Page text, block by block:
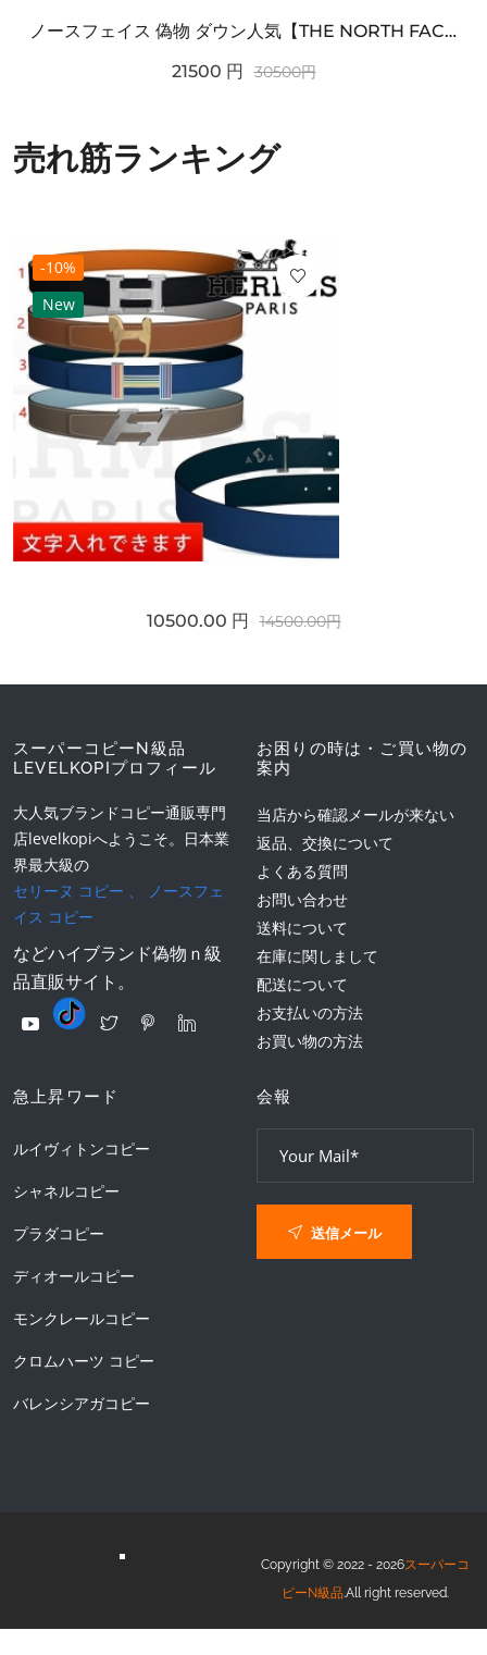
ノースフェイス 偽物 ダウン人気【THE NORTH FACE】M'S 7 SUMMIT HIM...
21500 円 30500円
売れ筋ランキング
-10%
New
10500.00 円 14500.00円
スーパーコピーN級品
LEVELKOPIプロフィール
大人気ブランドコピー通販専門
店levelkopiへようこそ。日本業
界最大級の
セリーヌ コピー 、
ノースフェ
イス コピー
などハイブランド偽物ｎ級
品直販サイト。
お困りの時は・ご買い物の
案内
当店から確認メールが来ない
返品、交換について
よくある質問
お問い合わせ
送料について
在庫に関しまして
配送について
お支払いの方法
お買い物の方法
急上昇ワード
ルイヴィトンコピー
シャネルコピー
プラダコピー
ディオールコピー
モンクレールコピー
クロムハーツ コピー
バレンシアガコピー
会報
送信メール
Copyright © 2022 - 2026スーパーコ
ピーN級品.All right reserved.